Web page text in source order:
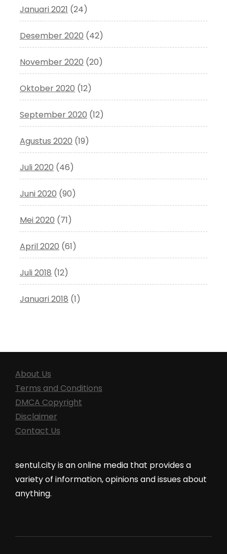
Januari 2021 (24)
Desember 2020 (42)
November 2020 (20)
Oktober 2020 (12)
September 2020 (12)
Agustus 2020 (19)
Juli 2020 (46)
Juni 2020 (90)
Mei 2020 (71)
April 2020 (61)
Juli 2018 (12)
Januari 2018 (1)
About Us
Terms and Conditions
DMCA Copyright
Disclaimer
Contact Us
sentul.city is an online media that provides a
variety of information, opinions and issues about
anything.